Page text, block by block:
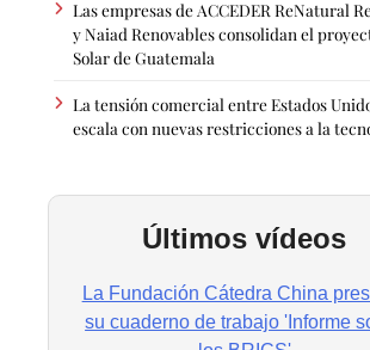
Las empresas de ACCEDER ReNatural
y Naiad Renovables consolidan el
Solar de Guatemala
La tensión comercial entre Estados
escala con nuevas restricciones a la
Últimos vídeos
La Fundación Cátedra China
su cuaderno de trabajo 'Informe